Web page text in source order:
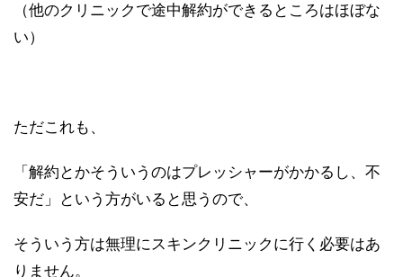
（他のクリニックで途中解約ができるところはほぼな
い）
ただこれも、
「解約とかそういうのはプレッシャーがかかるし、不
安だ」という方がいると思うので、
そういう方は無理にスキンクリニックに行く必要はあ
りません。